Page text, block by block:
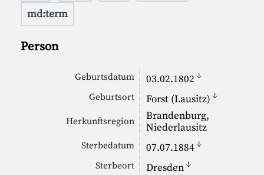
md:term
Person
Geburtsdatum 03.02.1802 ↓
Geburtsort Forst (Lausitz) ↓
Herkunftsregion
Brandenburg,
Niederlausitz
Sterbedatum 07.07.1884↓
Sterbeort Dresden↓